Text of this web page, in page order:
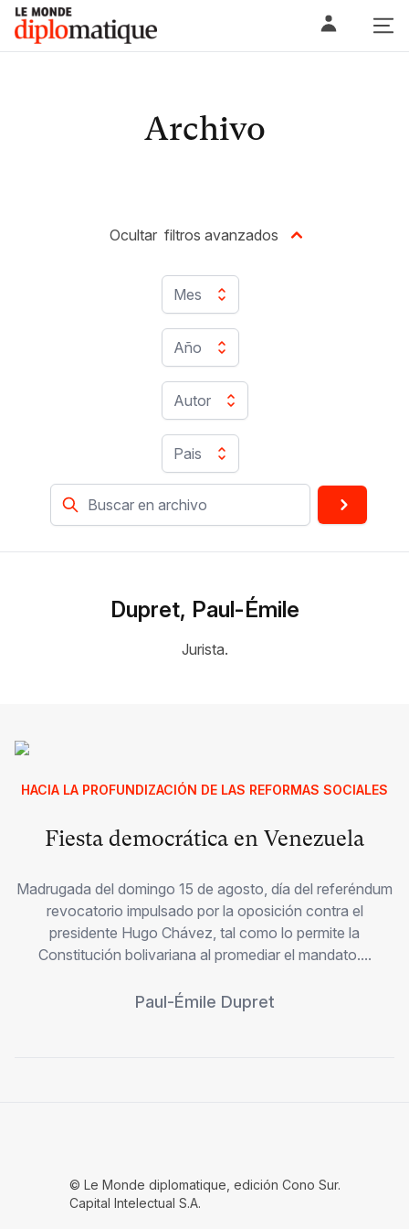
Skip
content
Le monde diplomatique
Archivo
Mes
Año
Autor
Pais
Ocultar filtros avanzados
Dupret, Paul-Émile
Jurista.
HACIA LA PROFUNDIZACIÓN DE LAS REFORMAS SOCIALES
Fiesta democrática en Venezuela
Madrugada del domingo 15 de agosto, día del referéndum
revocatorio impulsado por la oposición contra el
presidente Hugo Chávez, tal como lo permite la
Constitución bolivariana al promediar el mandato....
Paul-Émile Dupret
© Le Monde diplomatique, edición Cono Sur.
Capital Intelectual S.A.